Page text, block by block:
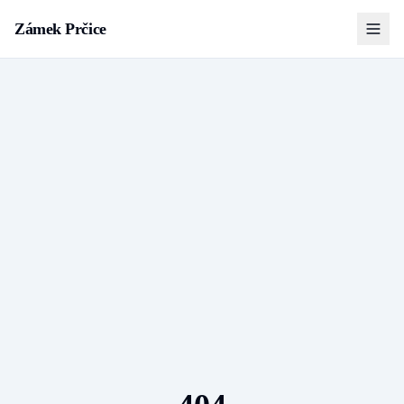
Zámek Prčice